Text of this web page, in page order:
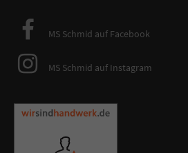
MS Schmid auf Facebook
MS Schmid auf Instagram